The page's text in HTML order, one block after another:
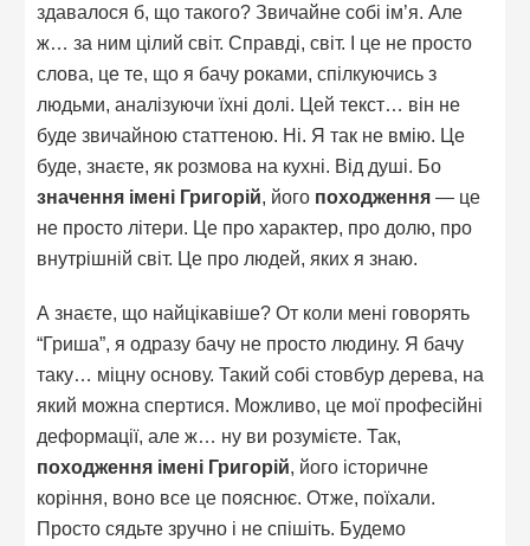
здавалося б, що такого? Звичайне собі ім’я. Але
ж… за ним цілий світ. Справді, світ. І це не просто
слова, це те, що я бачу роками, спілкуючись з
людьми, аналізуючи їхні долі. Цей текст… він не
буде звичайною статтеною. Ні. Я так не вмію. Це
буде, знаєте, як розмова на кухні. Від душі. Бо
значення імені Григорій, його походження — це
не просто літери. Це про характер, про долю, про
внутрішній світ. Це про людей, яких я знаю.
А знаєте, що найцікавіше? От коли мені говорять
“Гриша”, я одразу бачу не просто людину. Я бачу
таку… міцну основу. Такий собі стовбур дерева, на
який можна спертися. Можливо, це мої професійні
деформації, але ж… ну ви розумієте. Так,
походження імені Григорій, його історичне
коріння, воно все це пояснює. Отже, поїхали.
Просто сядьте зручно і не спішіть. Будемо